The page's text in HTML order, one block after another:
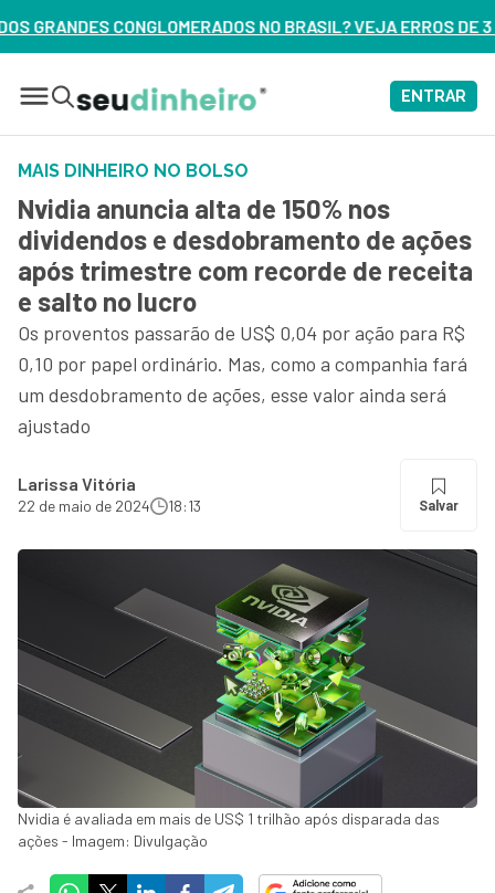
NO BRASIL? VEJA ERROS DE 3 DELES – ASSISTA AGORA
ENTRAR
MAIS DINHEIRO NO BOLSO
Nvidia anuncia alta de 150% nos
dividendos e desdobramento de ações
após trimestre com recorde de receita
e salto no lucro
Os proventos passarão de US$ 0,04 por ação para R$
0,10 por papel ordinário. Mas, como a companhia fará
um desdobramento de ações, esse valor ainda será
ajustado
Larissa Vitória
22 de maio de 2024 18:13 Salvar
Nvidia é avaliada em mais de US$ 1 trilhão após disparada das
ações - Imagem: Divulgação